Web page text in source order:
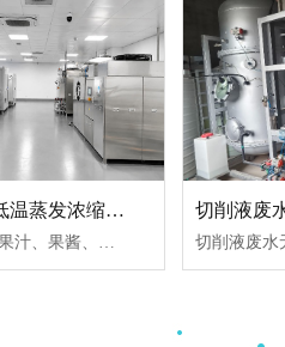
果汁果酱低温蒸发浓缩工艺方案